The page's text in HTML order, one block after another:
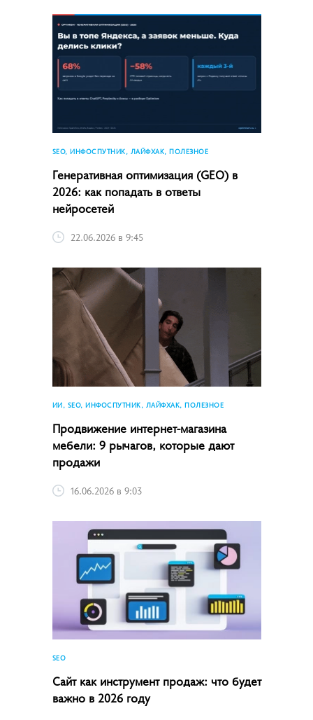
SEO, ИНФОСПУТНИК, ЛАЙФХАК, ПОЛЕЗНОЕ
Генеративная оптимизация (GEO) в
2026: как попадать в ответы
нейросетей
22.06.2026 в 9:45
ИИ, SEO, ИНФОСПУТНИК, ЛАЙФХАК, ПОЛЕЗНОЕ
Продвижение интернет-магазина
мебели: 9 рычагов, которые дают
продажи
16.06.2026 в 9:03
SEO
Сайт как инструмент продаж: что будет
важно в 2026 году